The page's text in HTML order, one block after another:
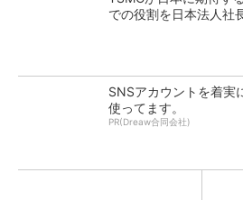
での役割を日本法人社
SNSアカウントを着実
使ってます。
PR(Dreaw合同会社)